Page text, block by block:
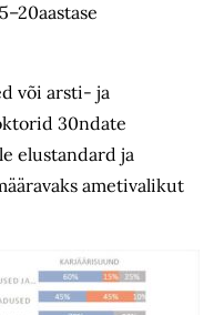
või arsti- ja
30ndate
elustandard ja
ametivalikut